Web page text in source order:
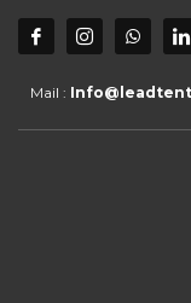
Mail :